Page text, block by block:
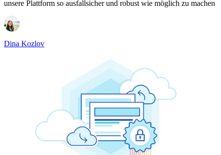
unsere Plattform so ausfallsicher und robust wie möglich zu machen
Dina Kozlov